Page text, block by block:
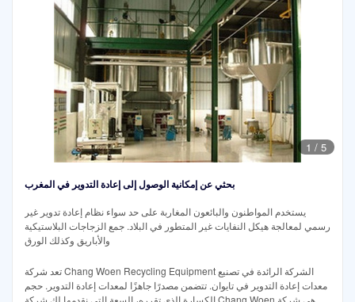
1 / 5
بحثي عن إمكانية الوصول إلى إعادة التدوير في المغرب
يستخدم المواطنون والبائعون المغاربة على حد سواء نظام إعادة تدوير غير
رسمي لمعالجة هيكل النفايات غير المتطور في البلاد. جمع الزجاجات البلاستيكية
والأباريق وكذلك الورق
تعد شركة Chang Woen Recycling Equipment الشركة الرائدة في تصنيع
معدات إعادة التدوير في تايوان. تتضمن مصدرًا جاهزًا لمعدات إعادة التدوير. حجم
الكسارة الذي تقرره، السعة التي نقدمها لك شركة Chang Woen هي شركة